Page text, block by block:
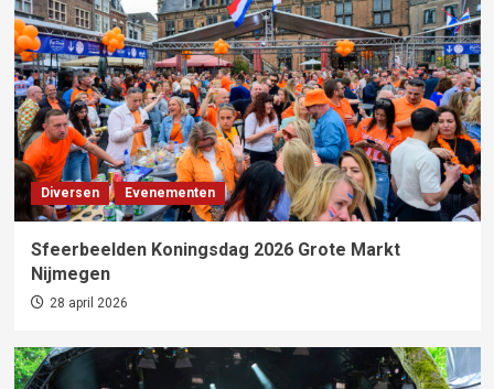
Diversen Evenementen
Sfeerbeelden Koningsdag 2026 Grote Markt
Nijmegen
28 april 2026